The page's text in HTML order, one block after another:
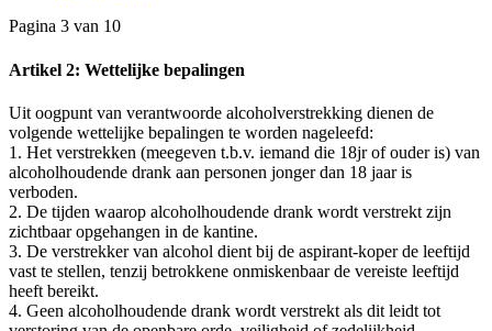
Pagina 3 van 10
Artikel 2: Wettelijke bepalingen
Uit oogpunt van verantwoorde alcoholverstrekking dienen de
volgende wettelijke bepalingen te worden nageleefd:
1. Het verstrekken (meegeven t.b.v. iemand die 18jr of ouder is) van
alcoholhoudende drank aan personen jonger dan 18 jaar is
verboden.
2. De tijden waarop alcoholhoudende drank wordt verstrekt zijn
zichtbaar opgehangen in de kantine.
3. De verstrekker van alcohol dient bij de aspirant-koper de leeftijd
vast te stellen, tenzij betrokkene onmiskenbaar de vereiste leeftijd
heeft bereikt.
4. Geen alcoholhoudende drank wordt verstrekt als dit leidt tot